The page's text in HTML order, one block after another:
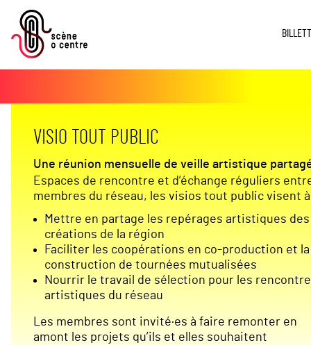
VISIO TOUT PUBLIC
Une réunion mensuelle de veille artistique
Espaces de rencontre et d’échange réguliers
membres du réseau, les visios tout public visent
Mettre en partage les repérages artistiques des
créations de la région
Faciliter les coopérations en co-production et la
construction de tournées mutualisées
Nourrir le travail de sélection pour les
artistiques du réseau
Les membres sont invité·es à faire remonter en
amont les projets qu’ils et elles souhaitent